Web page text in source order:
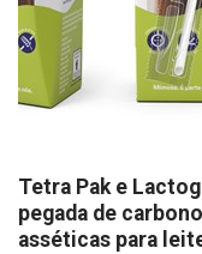
Tetra Pak e
pegada de
asséticas para